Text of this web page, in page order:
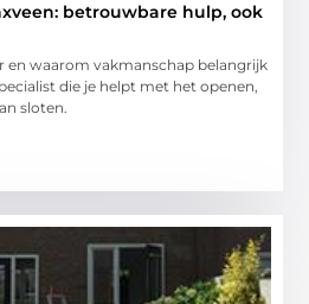
betrouwbare hulp, ook
en waarom vakmanschap belangrijk
die je helpt met het openen,
sloten.